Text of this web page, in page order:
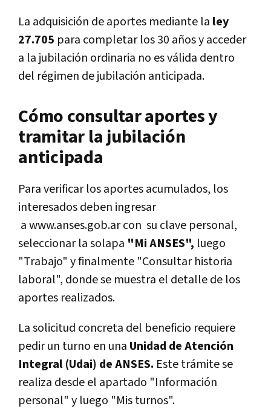
La adquisición de aportes mediante la ley
27.705 para completar los 30 años y acceder
a la jubilación ordinaria no es válida dentro
del régimen de jubilación anticipada.
Cómo consultar aportes y
tramitar la jubilación
anticipada
Para verificar los aportes acumulados, los
interesados deben ingresar
a www.anses.gob.ar con su clave personal,
seleccionar la solapa "Mi ANSES", luego
"Trabajo" y finalmente "Consultar historia
laboral", donde se muestra el detalle de los
aportes realizados.
La solicitud concreta del beneficio requiere
pedir un turno en una Unidad de Atención
Integral (Udai) de ANSES. Este trámite se
realiza desde el apartado "Información
personal" y luego "Mis turnos".